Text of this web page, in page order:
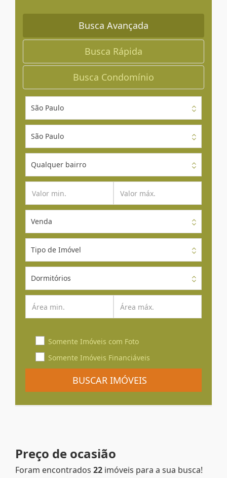
Busca Avançada
Busca Rápida
Busca Condomínio
São Paulo
São Paulo
Qualquer bairro
Venda
Tipo de Imóvel
Dormitórios
Somente Imóveis com Foto
Somente Imóveis Financiáveis
BUSCAR IMÓVEIS
Preço de ocasião
Foram encontrados 22 imóveis para a sua busca!